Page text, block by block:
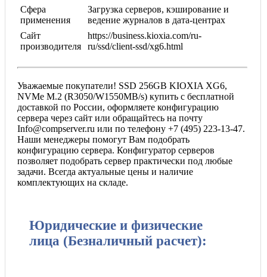
Сфера
применения
Загрузка серверов, кэширование и
ведение журналов в дата-центрах
Сайт
производителя
https://business.kioxia.com/ru-
ru/ssd/client-ssd/xg6.html
Уважаемые покупатели! SSD 256GB KIOXIA XG6,
NVMe M.2 (R3050/W1550MB/s) купить с бесплатной
доставкой по России, оформляете конфигурацию
сервера через сайт или обращайтесь на почту
Info@compserver.ru или по телефону +7 (495) 223-13-47.
Наши менеджеры помогут Вам подобрать
конфигурацию сервера. Конфигуратор серверов
позволяет подобрать сервер практически под любые
задачи. Всегда актуальные цены и наличие
комплектующих на складе.
Юридические и физические
лица (Безналичный расчет):